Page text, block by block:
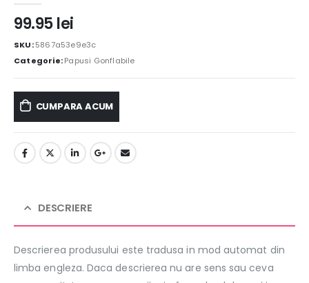
99.95lei
SKU:5867a53e9e3c
Categorie:Papusi Gonflabile
CUMPARA ACUM
DESCRIERE
Descrierea produsului este tradusa in mod automat din
limba engleza. Daca descrierea nu are sens sau ceva